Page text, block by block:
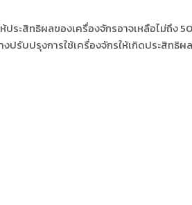
ระสิทธิผลของเครื่องจักรอาจเหลือไม่ถึง
งปรับปรุงการใช้เครื่องจักรให้เกิดประสิทธิ